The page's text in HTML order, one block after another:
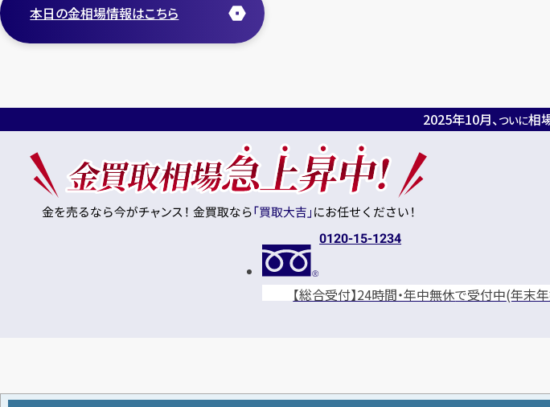
本日の金相場情報はこちら
2025年10月、 ついに相
0120-15-1234
【総合受付】24時間・年中無休で受付中(年末